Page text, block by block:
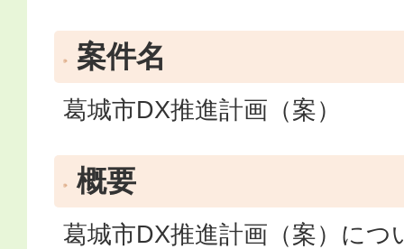
案件名
葛城市DX推進計画（案）
概要
葛城市DX推進計画（案）につ